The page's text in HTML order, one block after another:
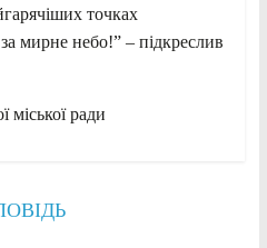
точках
мирне небо!” – підкреслив
міської ради